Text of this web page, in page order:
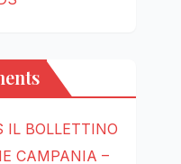
IL BOLLETTINO
CAMPANIA –